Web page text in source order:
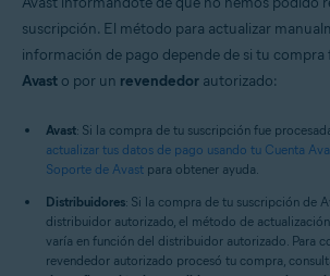
suscripción. El método para actualizar
información de pago depende de si tu compra
Avast o por un revendedor autorizado:
Avast: Si la compra de tu suscripción fue
actualizar tus datos de pago usando tu Cuenta
Soporte de Avast para obtener ayuda.
Distribuidores: Si la compra de tu suscripción de
distribuidor autorizado, el método de
varía en función del distribuidor autorizado. Para
revendedor autorizado procesó tu compra,